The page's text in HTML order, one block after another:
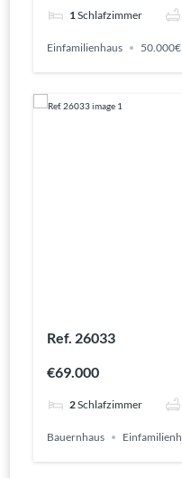
1Schlafzimmer
Einfamilienhaus
Ref. 26033
€69.000
2Schlafzimmer
Bauernhaus